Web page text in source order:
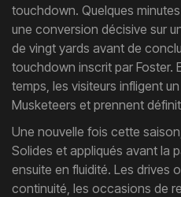
touchdown. Quelques
une conversion décisive sur
de vingt yards avant de
touchdown inscrit par Foster.
temps, les visiteurs infligent
Musketeers et prennent
Une nouvelle fois cette
Solides et appliqués avant la
ensuite en fluidité. Les drives
continuité, les occasions de